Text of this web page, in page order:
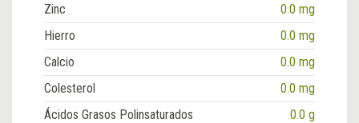
Zinc
0.0 mg
Hierro
0.0 mg
Calcio
0.0 mg
Colesterol
0.0 mg
Ácidos Grasos Polinsaturados
0.0 g